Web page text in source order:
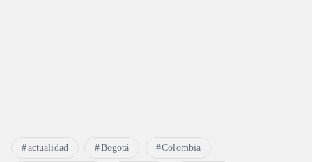
actualidad Bogotá Colombia